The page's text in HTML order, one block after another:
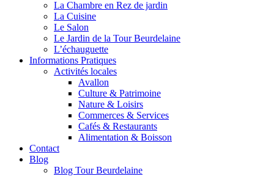
La Chambre en Rez de jardin
La Cuisine
Le Salon
Le Jardin de la Tour Beurdelaine
L’échauguette
Informations Pratiques
Activités locales
Avallon
Culture & Patrimoine
Nature & Loisirs
Commerces & Services
Cafés & Restaurants
Alimentation & Boisson
Contact
Blog
Blog Tour Beurdelaine